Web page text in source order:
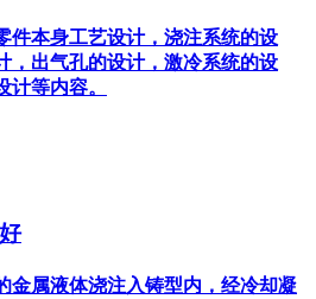
件本身工艺设计，浇注系统的设
，出气孔的设计，激冷系统的设
计等内容。
金属液体浇注入铸型内，经冷却凝